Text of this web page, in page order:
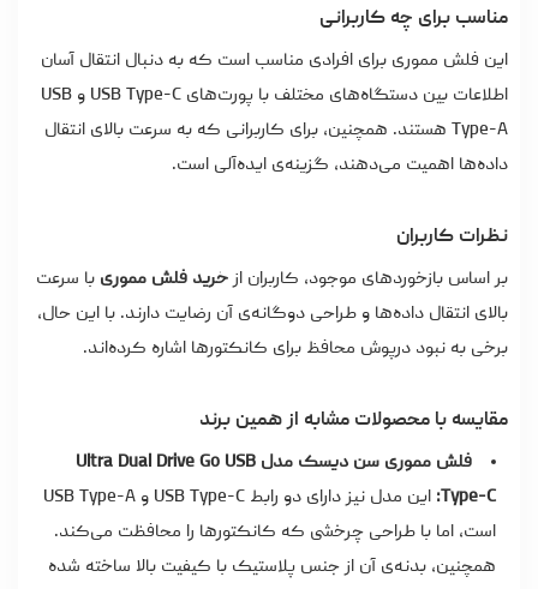
مناسب برای چه کاربرانی
این فلش مموری برای افرادی مناسب است که به‌ دنبال انتقال آسان
اطلاعات بین دستگاه‌های مختلف با پورت‌های USB Type-C و USB
Type-A هستند. همچنین، برای کاربرانی که به سرعت بالای انتقال
داده‌ها اهمیت می‌دهند، گزینه‌ی ایده‌آلی است.
نظرات کاربران
بر اساس بازخوردهای موجود، کاربران ازخرید فلش مموری با سرعت
بالای انتقال داده‌ها و طراحی دوگانه‌ی آن رضایت دارند. با این حال،
برخی به نبود درپوش محافظ برای کانکتورها اشاره کرده‌اند.
مقایسه با محصولات مشابه از همین برند
فلش مموری سن دیسک مدل Ultra Dual Drive Go USB
Type-C:
این مدل نیز دارای دو رابط USB Type-C و USB Type-A
است، اما با طراحی چرخشی که کانکتورها را محافظت می‌کند.
همچنین، بدنه‌ی آن از جنس پلاستیک با کیفیت بالا ساخته شده